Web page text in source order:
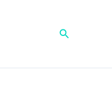
Buscar